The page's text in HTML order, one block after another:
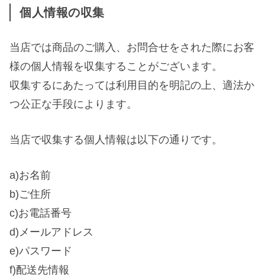
個人情報の収集
当店では商品のご購入、お問合せをされた際にお客
様の個人情報を収集することがございます。
収集するにあたっては利用目的を明記の上、適法か
つ公正な手段によります。
当店で収集する個人情報は以下の通りです。
a)お名前
b)ご住所
c)お電話番号
d)メールアドレス
e)パスワード
f)配送先情報